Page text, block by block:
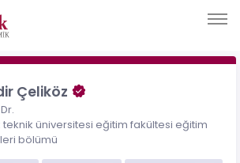
Çeliköz
teknik üniversitesi eğitim fakültesi eğitim
bölümü